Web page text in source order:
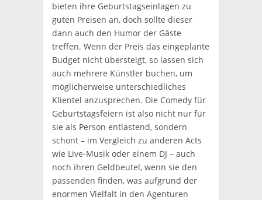
bieten ihre Geburtstagseinlagen zu
guten Preisen an, doch sollte dieser
dann auch den Humor der Gäste
treffen. Wenn der Preis das eingeplante
Budget nicht übersteigt, so lassen sich
auch mehrere Künstler buchen, um
möglicherweise unterschiedliches
Klientel anzusprechen. Die Comedy für
Geburtstagsfeiern ist also nicht nur für
sie als Person entlastend, sondern
schont – im Vergleich zu anderen Acts
wie Live-Musik oder einem DJ – auch
noch ihren Geldbeutel, wenn sie den
passenden finden, was aufgrund der
enormen Vielfalt in den Agenturen